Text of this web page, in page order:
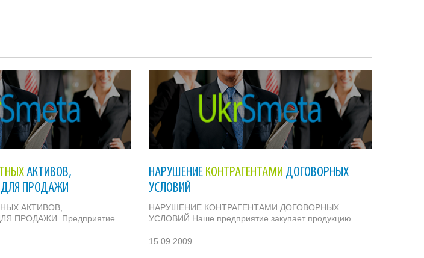
АКТИВОВ,
ПРОДАЖИ
АКТИВОВ,
ПРОДАЖИ Предприятие
НАРУШЕНИЕ КОНТРАГЕНТАМИ ДОГОВОРНЫХ
УСЛОВИЙ
НАРУШЕНИЕ КОНТРАГЕНТАМИ ДОГОВОРНЫХ
УСЛОВИЙ Наше предприятие закупает продукцию...
15.09.2009